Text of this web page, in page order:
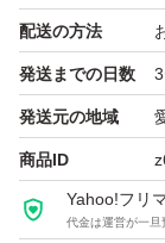
く場合もありま
配送の方法
発送までの日数
発送元の地域
商品ID
Yahoo!フリ
代金は運営が一